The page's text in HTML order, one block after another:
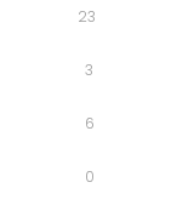
23
3
6
0